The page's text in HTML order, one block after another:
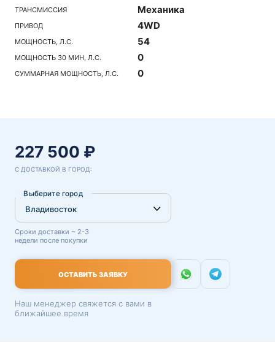
ТРАНСМИССИЯ Механика
ПРИВОД 4WD
МОЩНОСТЬ, Л.С. 54
МОЩНОСТЬ 30 МИН, Л.С. 0
СУММАРНАЯ МОЩНОСТЬ, Л.С. 0
227 500 ₽
С ДОСТАВКОЙ В ГОРОД:
Выберите город
Сроки доставки ~ 2-3
недели после покупки
ОСТАВИТЬ ЗАЯВКУ
Наш менеджер свяжется с вами в
ближайшее время